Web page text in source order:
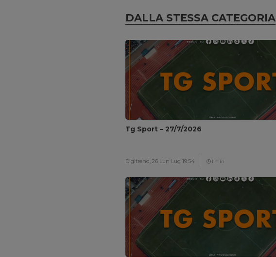
DALLA STESSA CATEGORIA
Tg Sport – 27/7/2026
Digitrend, 26 Lun Lug 19:54 1 min